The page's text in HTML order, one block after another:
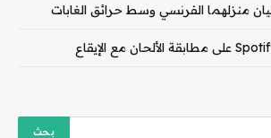
منزلهما الفرنسي وسط حرائق الغابات